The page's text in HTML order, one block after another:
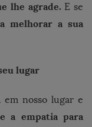
lhe agrade. E se
melhorar a sua
lugar
em nosso lugar e
a empatia para